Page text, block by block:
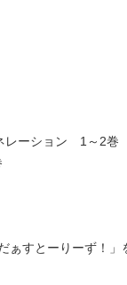
レーション 1～2巻
ぁすとーりーず！」